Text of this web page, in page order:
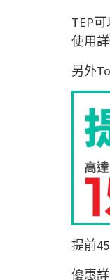
TEP可
使用詳
另外
提前45
優惠詳